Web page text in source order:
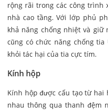
rộng rãi trong các công trình
nhà cao tầng. Với lớp phủ
khả năng chống nhiệt và
cũng có chức năng chống tia
khỏi tác hại của tia cực tím.
Kính hộp
Kính hộp được cấu tạo từ
nhau thông qua thanh đệm